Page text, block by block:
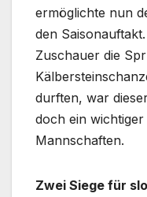
ermöglichte nun
den
Zuschauer die
durften, war
doch ein
Mannschaften.
Zwei Siege für